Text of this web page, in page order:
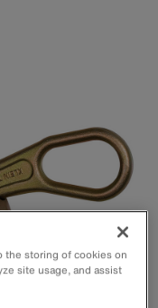
the storing of cookies on
site usage, and assist